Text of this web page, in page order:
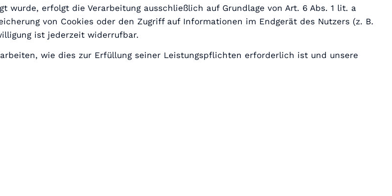
wurde, erfolgt die Verarbeitung ausschließlich auf Grundlage von Art. 6 Abs. 1 lit. a
von Cookies oder den Zugriff auf Informationen im Endgerät des Nutzers (z. B.
ist jederzeit widerrufbar.
wie dies zur Erfüllung seiner Leistungspflichten erforderlich ist und unsere